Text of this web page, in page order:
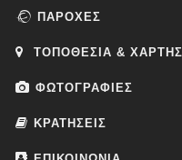
ΠΑΡΟΧΕΣ
ΤΟΠΟΘΕΣΙΑ & ΧΑΡΤΗΣ
ΦΩΤΟΓΡΑΦΙΕΣ
ΚΡΑΤΗΣΕΙΣ